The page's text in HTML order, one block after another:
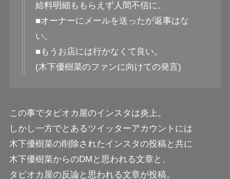
給料明細ももらえず人間不信に。
■オーナーにメールを送ったが返事はな
い。
■もうお店には行かなくて良い。
(木下優樹菜のファンに向けての発言)
この事でタピオカ屋のインスタは炎上。
しかし一方でとあるツイッターアカウントには
木下優樹菜の削除されたインスタの投稿と共に
木下優樹菜からのDMと思われる文章と、
タピオカ屋の反論と思われる文章が投稿。